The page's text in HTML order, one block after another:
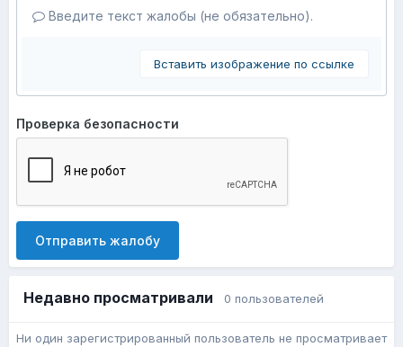
Введите текст жалобы (не обязательно).
Вставить изображение по ссылке
Проверка безопасности
Отправить жалобу
Недавно просматривали 0 пользователей
Ни один зарегистрированный пользователь не просматривает